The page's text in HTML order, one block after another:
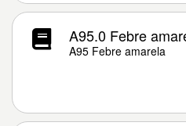
A95.0 Febre
A95 Febre amarela